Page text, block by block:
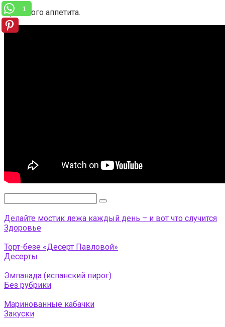
Приятного аппетита.
Делайте мостик лежа каждый день – и вот что случится
Здоровье
Торт-безе «Десерт Павловой»
Десерты
Эмпанада (испанский пирог)
Без рубрики
Маринованные кабачки
Закуски
1